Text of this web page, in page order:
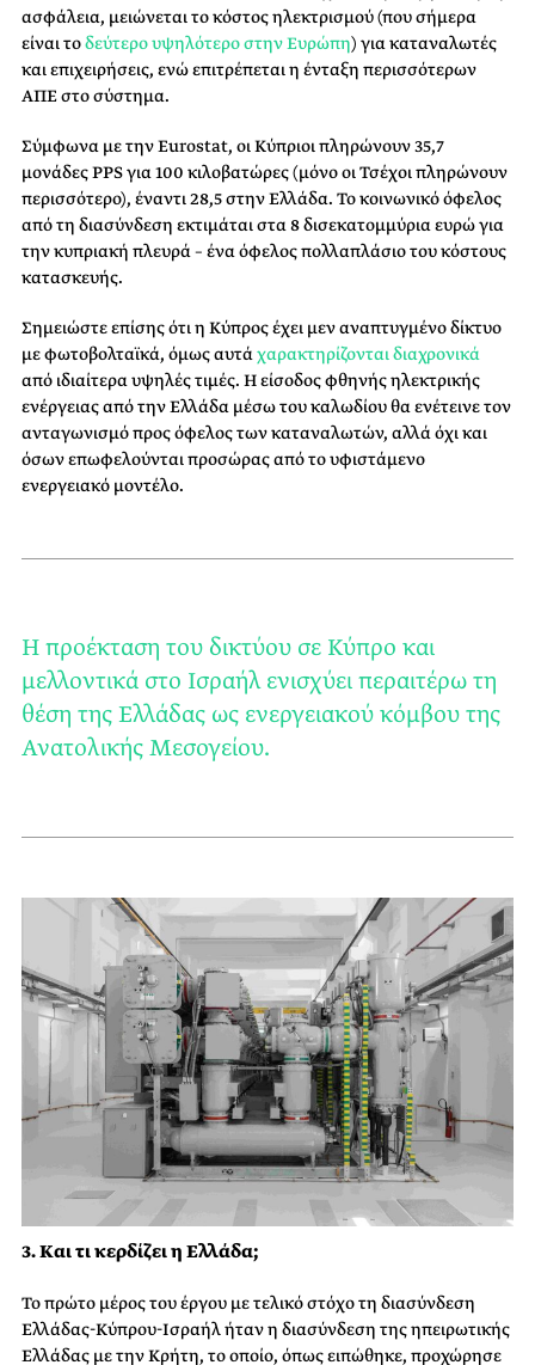
ασφάλεια, μειώνεται το κόστος ηλεκτρισμού (που σήμερα
είναι τοδεύτερο υψηλότερο στην Ευρώπη) για καταναλωτές
και επιχειρήσεις, ενώ επιτρέπεται η ένταξη περισσότερων
ΑΠΕ στο σύστημα.
Σύμφωνα με την Eurostat, οι Κύπριοι πληρώνουν 35,7
μονάδες PPS για 100 κιλοβατώρες (μόνο οι Τσέχοι πληρώνουν
περισσότερο), έναντι 28,5 στην Ελλάδα. Το κοινωνικό όφελος
από τη διασύνδεση εκτιμάται στα 8 δισεκατομμύρια ευρώ για
την κυπριακή πλευρά – ένα όφελος πολλαπλάσιο του κόστους
κατασκευής.
Σημειώστε επίσης ότι η Κύπρος έχει μεν αναπτυγμένο δίκτυο
με φωτοβολταϊκά, όμως αυτάχαρακτηρίζονται διαχρονικά
από ιδιαίτερα υψηλές τιμές. Η είσοδος φθηνής ηλεκτρικής
ενέργειας από την Ελλάδα μέσω του καλωδίου θα ενέτεινε τον
ανταγωνισμό προς όφελος των καταναλωτών, αλλά όχι και
όσων επωφελούνται προσώρας από το υφιστάμενο
ενεργειακό μοντέλο.
Η προέκταση του δικτύου σε Κύπρο και
μελλοντικά στο Ισραήλ ενισχύει περαιτέρω τη
θέση της Ελλάδας ως ενεργειακού κόμβου της
Ανατολικής Μεσογείου.
3. Και τι κερδίζει η Ελλάδα;
Το πρώτο μέρος του έργου με τελικό στόχο τη διασύνδεση
Ελλάδας-Κύπρου-Ισραήλ ήταν η διασύνδεση της ηπειρωτικής
Ελλάδας με την Κρήτη, το οποίο, όπως ειπώθηκε, προχώρησε